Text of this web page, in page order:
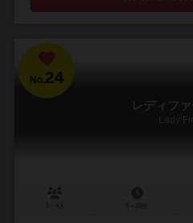
No.24
レディフ
Lady